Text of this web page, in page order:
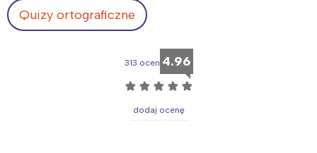
Quizy ortograficzne
313 ocen 4.96
☆ ☆ ☆ ☆ ☆
dodaj ocenę